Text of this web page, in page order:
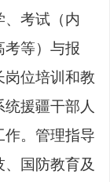
考试（内
考等）与报
岗位培训和教
统援疆干部人
。 管理指导
、国防教育及